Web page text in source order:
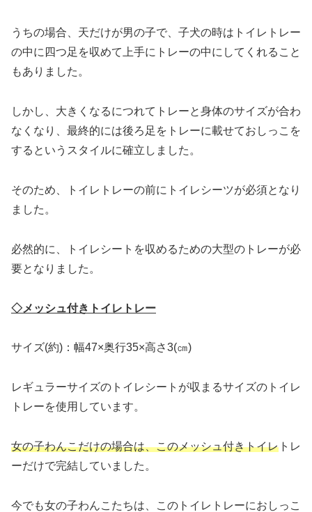
うちの場合、天だけが男の子で、子犬の時はトイレトレー
の中に四つ足を収めて上手にトレーの中にしてくれること
もありました。
しかし、大きくなるにつれてトレーと身体のサイズが合わ
なくなり、最終的には後ろ足をトレーに載せておしっこを
するというスタイルに確立しました。
そのため、トイレトレーの前にトイレシーツが必須となり
ました。
必然的に、トイレシートを収めるための大型のトレーが必
要となりました。
◇メッシュ付きトイレトレー
サイズ(約)：幅47×奥行35×高さ3(㎝)
レギュラーサイズのトイレシートが収まるサイズのトイレ
トレーを使用しています。
女の子わんこだけの場合は、このメッシュ付きトイレ トレ
ーだけで完結していました。
今でも女の子わんこたちは、このトイレトレーにおしっこ